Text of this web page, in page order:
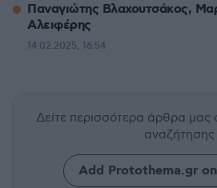
Παναγιώτης Βλαχουτσάκος,
Αλειφέρης
14.02.2025, 16:54
Δείτε περισσότερα άρθρα μας
αναζήτησης
Add Protothema.gr